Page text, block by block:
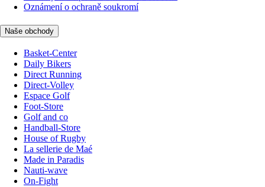
Oznámení o ochraně soukromí
Naše obchody
Basket-Center
Daily Bikers
Direct Running
Direct-Volley
Espace Golf
Foot-Store
Golf and co
Handball-Store
House of Rugby
La sellerie de Maé
Made in Paradis
Nauti-wave
On-Fight